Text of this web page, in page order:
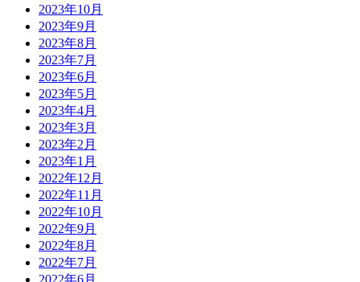
2023年10月
2023年9月
2023年8月
2023年7月
2023年6月
2023年5月
2023年4月
2023年3月
2023年2月
2023年1月
2022年12月
2022年11月
2022年10月
2022年9月
2022年8月
2022年7月
2022年6月